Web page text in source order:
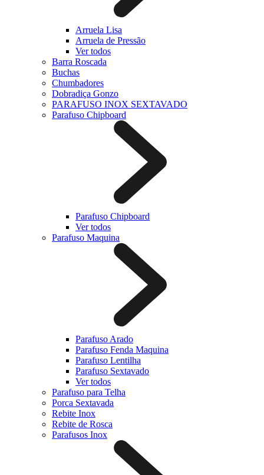
Arruela Lisa
Arruela de Pressão
Ver todos
Barra Roscada
Buchas
Chumbadores
Dobradiça Gonzo
PARAFUSO INOX SEXTAVADO
Parafuso Chipboard
Parafuso Chipboard
Ver todos
Parafuso Maquina
Parafuso Arado
Parafuso Fenda Maquina
Parafuso Lentilha
Parafuso Sextavado
Ver todos
Parafuso para Telha
Porca Sextavada
Rebite Inox
Rebite de Rosca
Parafusos Inox